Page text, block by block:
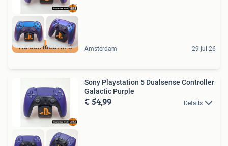
Nu ook ideal in 3 Amsterdam 29 jul 26
Sony Playstation 5 Dualsense Controller
Galactic Purple
€ 54,99 Details